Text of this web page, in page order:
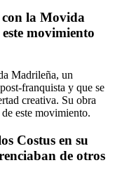
con la Movida
movimiento
Madrileña, un
franquista y que se
creativa. Su obra
este movimiento.
Costus en su
de otros